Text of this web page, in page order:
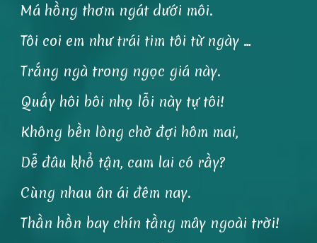
Má hồng thơm ngát dưới môi.
Tôi coi em như trái tim tôi từ ngày …
Trắng ngà trong ngọc giá này.
Quấy hôi bôi nhọ lỗi này tự tôi!
Không bền lòng chờ đợi hôm mai,
Dễ đâu khổ tận, cam lai có rầy?
Cùng nhau ân ái đêm nay.
Thần hồn bay chín tầng mây ngoài trời!